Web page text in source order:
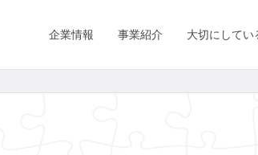
企業情報 事業紹介 大切にしてい